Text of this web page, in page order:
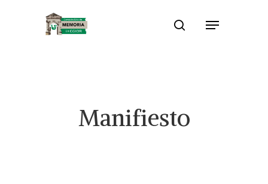
search
Menu
Manifiesto